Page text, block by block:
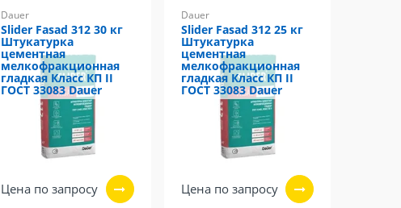
Dauer
Slider Fasad 312 30 кг
Штукатурка
цементная
мелкофракционная
гладкая Класс КП II
ГОСТ 33083 Dauer
Цена по запросу
Dauer
Slider Fasad 312 25 кг
Штукатурка
цементная
мелкофракционная
гладкая Класс КП II
ГОСТ 33083 Dauer
Цена по запросу